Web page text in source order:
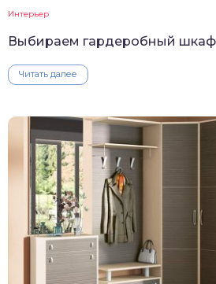
Интерьер
Выбираем гардеробный
Читать далее